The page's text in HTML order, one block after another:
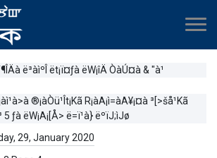
ë³àìºÎ ët¡ï¤ƒà ëW¡îÄ ÒàÚ¤à & "à¹
®¡àÒü¹Ît¡Kã R¡àA¡ì=àA¥¡¤à ³[>šå¹Kã
5 ƒà ëW¡A¡[Å> ë=ï¹à} ëºïJ;ìJø
29, January 2020